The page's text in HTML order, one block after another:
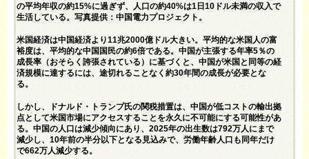
の平均年収の約15%に過ぎず、人口の約40%は1日10ドル未満の収入で
生活している。写真提供：中国電力プロジェクト。
米国経済は中国経済より11兆2000億ドル大きい。平均的な米国人の富
裕度は、平均的な中国国民の約6倍である。中国が主張する年率5％の
成長率（おそらく誇張されている）に基づくと、中国が米国と同等の経
済規模に達するには、途切れることなく約30年間の成長が必要とな
る。
しかし、ドナルド・トランプ氏の関税措置は、中国が低コストの輸出拠
点として米国市場にアクセスすることを永久に不可能にする可能性があ
る。中国の人口は減少傾向にあり、2025年の出生数は792万人にまで
減少し、10年前の半分以下となる見込みで、労働年齢人口も同年だけ
で662万人減少する。